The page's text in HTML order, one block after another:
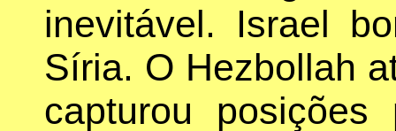
inevitável. Israel
Síria. O Hezbollah
capturou